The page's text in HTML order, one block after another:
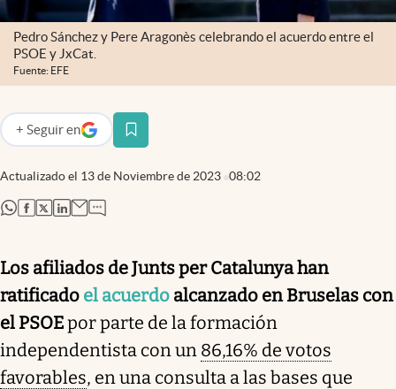
Pedro Sánchez y Pere Aragonès celebrando el acuerdo entre el
PSOE y JxCat.
Fuente: EFE
Actualizado el 13 de Noviembre de 2023 08:02
+ Seguir en
abre en nueva pestaña
abre en nueva pestaña
abre en nueva pestaña
abre en nueva pestaña
abre en nueva pestaña
Los afiliados de Junts per Catalunya han
ratificado el acuerdo alcanzado en Bruselas con
el PSOEpor parte de la formación
independentista con un 86,16% de votos
favorables, en una consulta a las bases que